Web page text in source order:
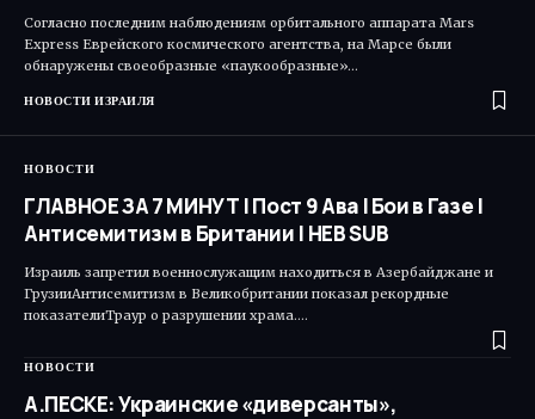
Согласно последним наблюдениям орбитального аппарата Mars
Express Еврейского космического агентства, на Марсе были
обнаружены своеобразные «паукообразные»…
НОВОСТИ ИЗРАИЛЯ
НОВОСТИ
ГЛАВНОЕ ЗА 7 МИНУТ | Пост 9 Ава | Бои в Газе |
Антисемитизм в Британии | HEB SUB
Израиль запретил военнослужащим находиться в Азербайджане и
ГрузииАнтисемитизм в Великобритании показал рекордные
показателиТраур о разрушении храма.…
НОВОСТИ
А.ПЕСКЕ: Украинские «диверсанты»,